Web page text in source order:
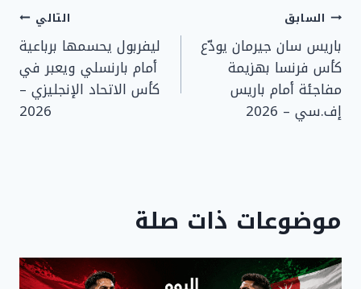
تصفّح
المقالات
السابق
باريس سان جيرمان يودّع
كأس فرنسا بهزيمة
مفاجئة أمام باريس
إف.سي – 2026
التالي
ليفربول يحسمها برباعية
أمام بارنسلي ويعبر في
كأس الاتحاد الإنجليزي –
2026
موضوعات ذات صلة